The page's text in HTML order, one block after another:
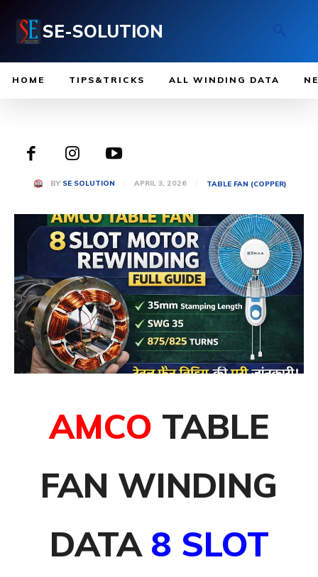
SE-SOLUTION
HOME TIPS&TRICKS ALL WINDING DATA
BY SE SOLUTION APRIL 3, 2026 TABLE FAN (COPPER)
AMCO TABLE
FAN WINDING
DATA 8 SLOT